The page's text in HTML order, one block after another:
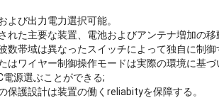
よび出力電力選択可能。
れた主要な装置、電池およびアンテナ増加の移
数帯域は異なったスイッチによって独自に制御
はワイヤー制御操作モードは実際の環境に基
電源選ぶことができる;
保護設計は装置の働くreliabityを保障する。